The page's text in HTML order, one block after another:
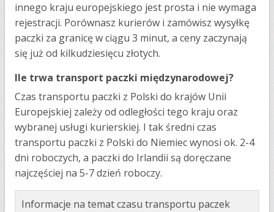
innego kraju europejskiego jest prosta i nie wymaga
rejestracji. Porównasz kurierów i zamówisz wysyłkę
paczki za granicę w ciągu 3 minut, a ceny zaczynają
się już od kilkudziesięcu złotych.
Ile trwa transport paczki międzynarodowej?
Czas transportu paczki z Polski do krajów Unii
Europejskiej zależy od odległości tego kraju oraz
wybranej usługi kurierskiej. I tak średni czas
transportu paczki z Polski do Niemiec wynosi ok. 2-4
dni roboczych, a paczki do Irlandii są doręczane
najczęściej na 5-7 dzień roboczy.
Informacje na temat czasu transportu paczek